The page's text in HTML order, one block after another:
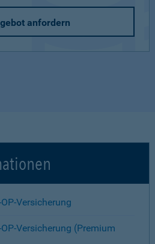
anfordern
Versicherung
Versicherung (Premium